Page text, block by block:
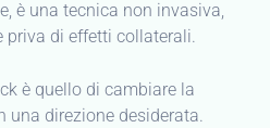
è una tecnica non invasiva,
priva di effetti collaterali.
è quello di cambiare la
direzione desiderata.